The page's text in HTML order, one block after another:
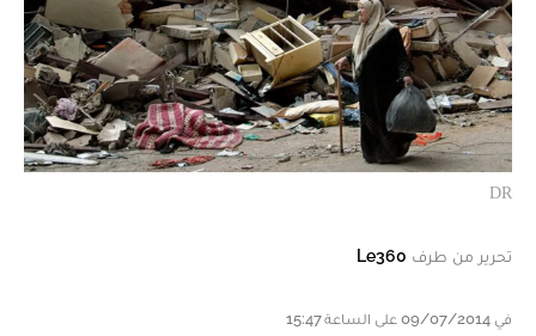
DR
تحرير من طرف Le360
في 09/07/2014 على الساعة 15:47